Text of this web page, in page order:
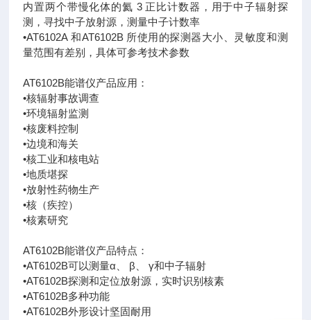
内置两个带慢化体的氦 3 正比计数器，用于中子辐射探
测，寻找中子放射源，测量中子计数率
•AT6102A 和AT6102B 所使用的探测器大小、灵敏度和测
量范围有差别，具体可参考技术参数
AT6102B能谱仪产品应用：
•核辐射事故调查
•环境辐射监测
•核废料控制
•边境和海关
•核工业和核电站
•地质堪探
•放射性药物生产
•核（疾控）
•核素研究
AT6102B能谱仪产品特点：
•AT6102B可以测量α、 β、 γ和中子辐射
•AT6102B探测和定位放射源，实时识别核素
•AT6102B多种功能
•AT6102B外形设计坚固耐用